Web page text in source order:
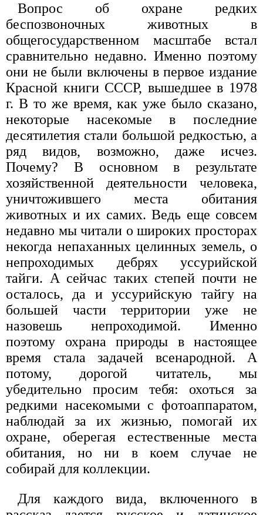
Вопрос об охране редких
беспозвоночных животных в
общегосударственном масштабе встал
сравнительно недавно. Именно поэтому
они не были включены в первое издание
Красной книги СССР, вышедшее в 1978
г. В то же время, как уже было сказано,
некоторые насекомые в последние
десятилетия стали большой редкостью, а
ряд видов, возможно, даже исчез.
Почему? В основном в результате
хозяйственной деятельности человека,
уничтожившего места обитания
животных и их самих. Ведь еще совсем
недавно мы читали о широких просторах
некогда непаханных целинных земель, о
непроходимых дебрях уссурийской
тайги. А сейчас таких степей почти не
осталось, да и уссурийскую тайгу на
большей части территории уже не
назовешь непроходимой. Именно
поэтому охрана природы в настоящее
время стала задачей всенародной. А
потому, дорогой читатель, мы
убедительно просим тебя: охоться за
редкими насекомыми с фотоаппаратом,
наблюдай за их жизнью, помогай их
охране, оберегая естественные места
обитания, но ни в коем случае не
собирай для коллекции.
Для каждого вида, включенного в